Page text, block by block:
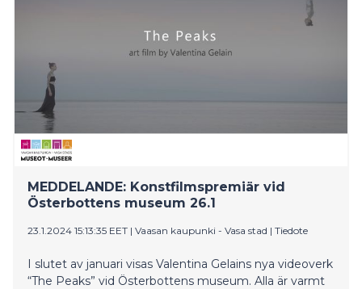
MEDDELANDE: Konstfilmspremiär vid
Österbottens museum 26.1
23.1.2024 15:13:35 EET | Vaasan kaupunki - Vasa stad | Tiedote
I slutet av januari visas Valentina Gelains nya videoverk
“The Peaks” vid Österbottens museum. Alla är varmt